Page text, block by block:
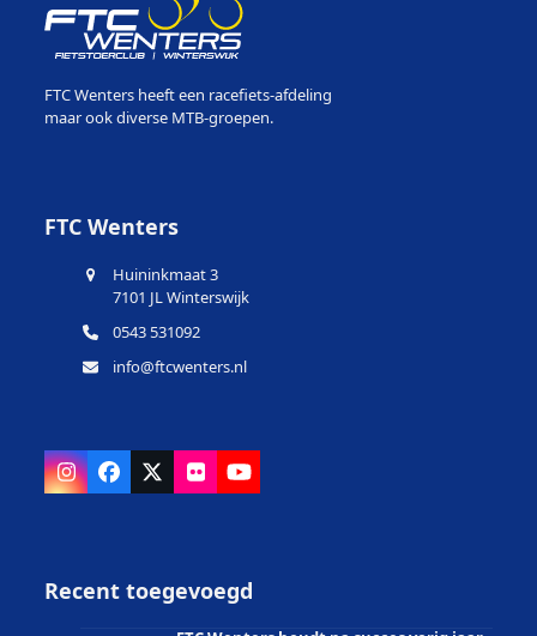
FTC Wenters heeft een racefiets-afdeling
maar ook diverse MTB-groepen.
FTC Wenters
Huininkmaat 3
7101 JL Winterswijk
0543 531092
info@ftcwenters.nl
Instagram
Facebook
X FlickrYouTube
Recent toegevoegd